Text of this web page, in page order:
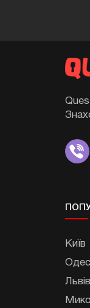
Київ
Львів